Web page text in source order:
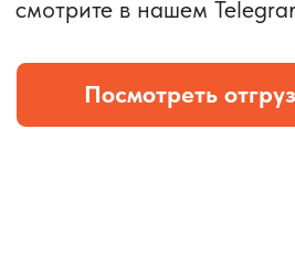
КОНТРОЛЬ КАЧЕСТВА
Проверка по ТЗ включает:
— измерения размеров